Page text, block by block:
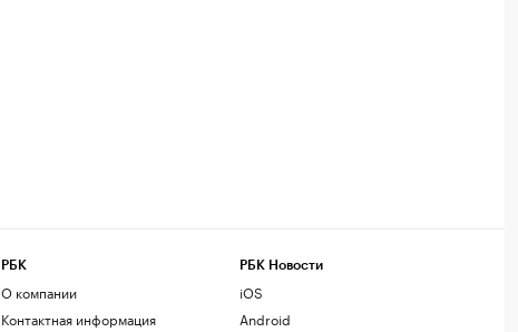
РБК
О компании
Контактная информация
РБК Новости
iOS
Android